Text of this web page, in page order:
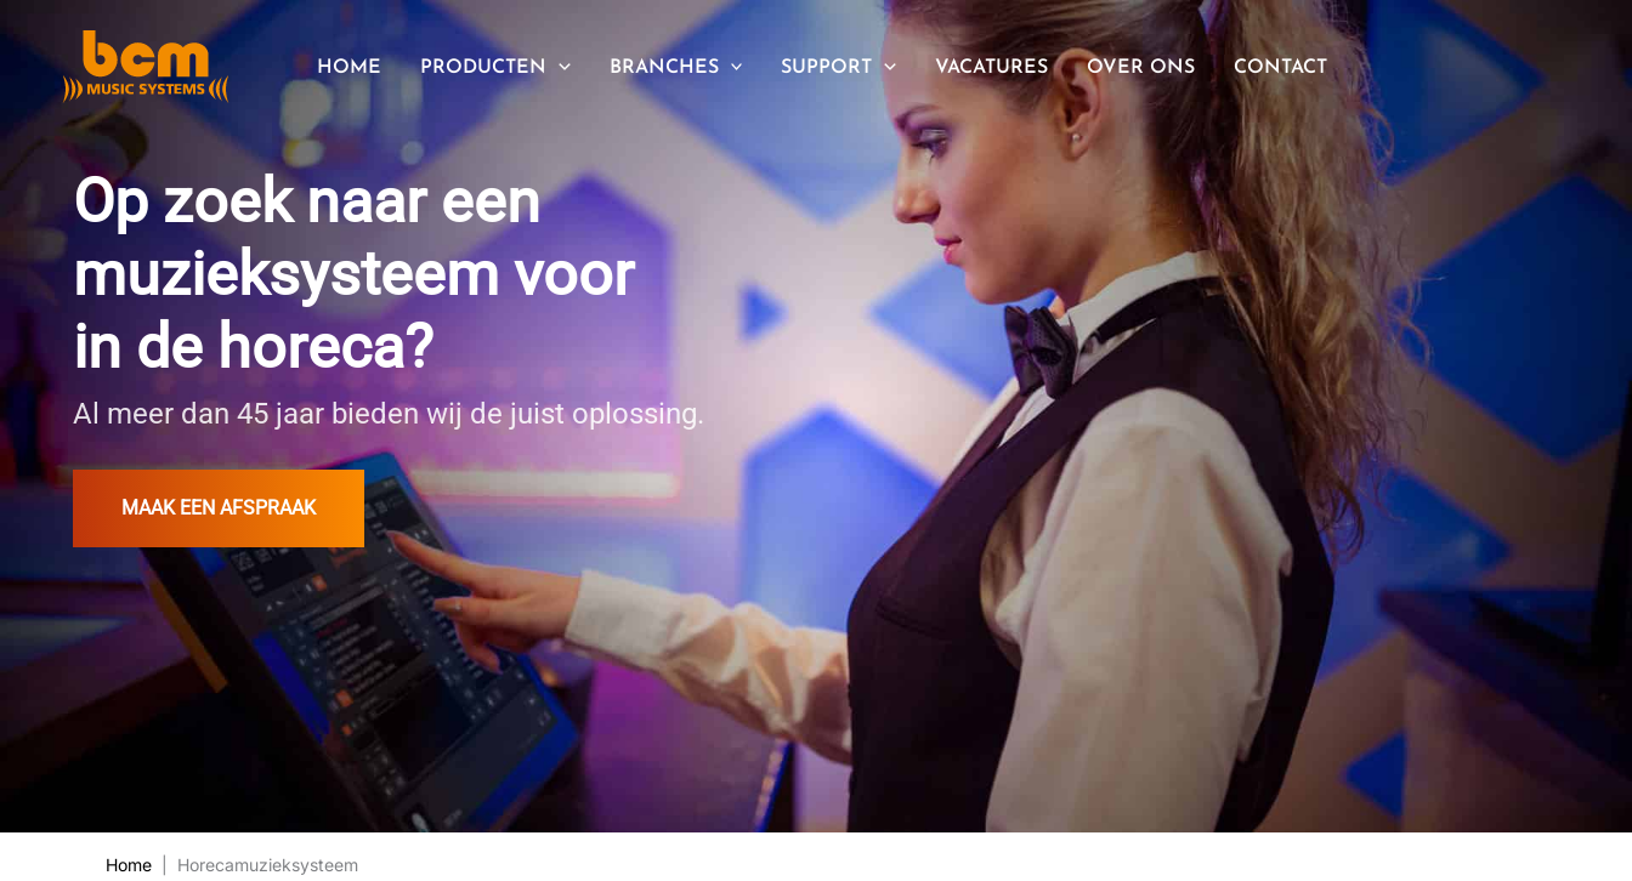
naar
inhoud
HOME PRODUCTEN BRANCHES SUPPORT VACATURES OVER ONS CONTACT
Op zoek naar een
muzieksysteem voor
in de horeca?
Al meer dan 45 jaar bieden wij de juist oplossing.
MAAK EEN AFSPRAAK
Home | Horecamuzieksysteem